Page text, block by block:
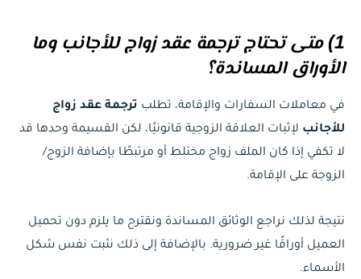
1) متى تحتاج ترجمة عقد زواج للأجانب وما
الأوراق المساندة؟
في معاملات السفارات والإقامة، تطلب ترجمة عقد زواج
للأجانب لإثبات العلاقة الزوجية قانونيًا، لكن القسيمة وحدها قد
لا تكفي إذا كان الملف زواج مختلط أو مرتبطًا بإضافة الزوج/
الزوجة على الإقامة.
نتيجة لذلك نراجع الوثائق المساندة ونقترح ما يلزم دون تحميل
العميل أوراقًا غير ضرورية. بالإضافة إلى ذلك نثبت نفس شكل
الأسماء.